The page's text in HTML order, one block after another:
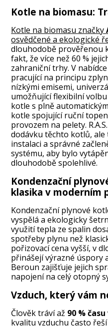
Kotle na biomasu:
Kotle na biomasu značky
osvědčené a ekologické
dlouhodobě prověřenou
fakt, že více než 60 %
zahraniční trhy. V
pracující na principu
nízkými emisemi,
umožňující flexibilní
kotle s plně
kotle spojující ruční
provozem na pelety.
dodávku těchto kotlů,
instalaci a správné
systému, aby bylo
dlouhodobě spolehlivé.
Kondenzační
klasika v moderním
Kondenzační plynové
vyspělá a ekologicky
využití tepla ze spalin
spotřeby plynu než
pořizovací cena vyšší, v
přinášejí výrazné úspory
Beroun zajišťuje jejich
napojení na celý otopný
Vzduch, který vám
Člověk tráví až 90 %
kvalitu vzduchu často